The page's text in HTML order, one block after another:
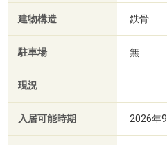
建物構造 鉄骨
駐車場 無
現況
入居可能時期 2026年